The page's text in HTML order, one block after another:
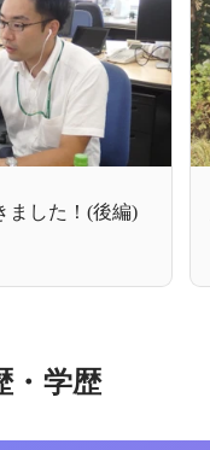
ました！(後編)
・学歴